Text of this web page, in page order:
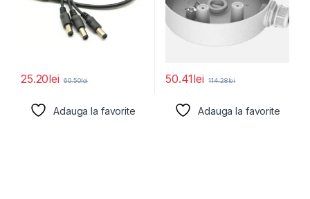
25.20lei 60.50lei
Adauga la favorite
50.41lei 114.28lei
Adauga la favorite